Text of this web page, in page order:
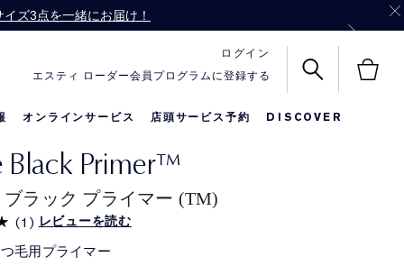
をプレゼント！
ズ3点を一緒にお届け！
エスティ ローダー会員プログラムに登録する
ログイン
オンラインサービス 店頭サービス予約 DISCOVER
限定セット
前入りリップ
メークアップ
Black Primer™
ブラック プライマー (TM)
(1 ) レビューを読む
毛用プライマー